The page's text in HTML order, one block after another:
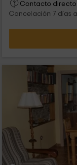
Contacto directo
Cancelación 7 días